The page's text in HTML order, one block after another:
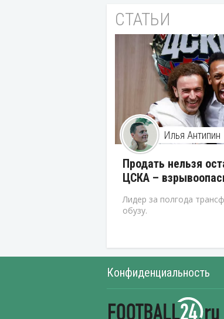
СТАТЬИ
Илья Антипин
Продать нельзя
ЦСКА –
Лидер за полгода
обузу.
Конфиденциальность